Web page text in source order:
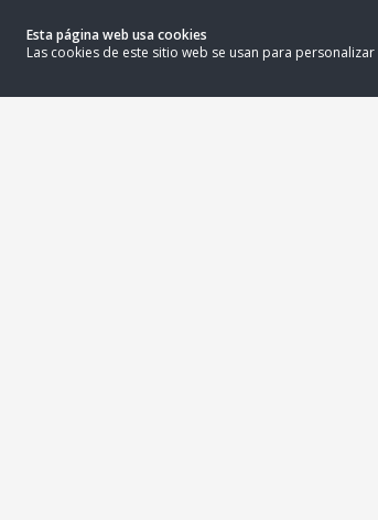
Esta página web usa cookies
Las cookies de este sitio web se usan para